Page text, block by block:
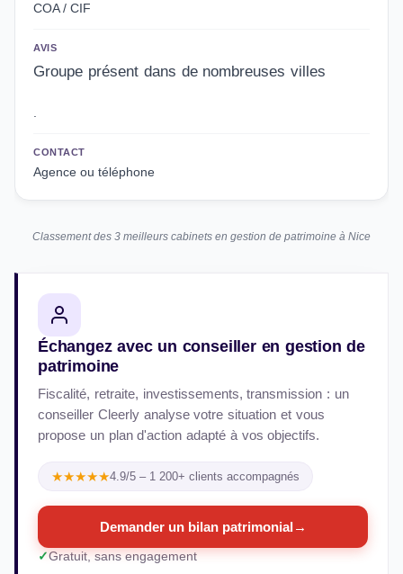
COA / CIF
AVIS
Groupe présent dans de nombreuses villes
CONTACT
Agence ou téléphone
Classement des 3 meilleurs cabinets en gestion de patrimoine à Nice
Échangez avec un conseiller en gestion de
patrimoine
Fiscalité, retraite, investissements, transmission : un
conseiller Cleerly analyse votre situation et vous
propose un plan d'action adapté à vos objectifs.
★★★★★4.9/5 – 1 200+ clients accompagnés
Demander un bilan patrimonial →
Gratuit, sans engagement